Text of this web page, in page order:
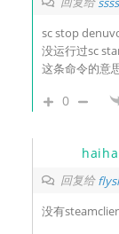
sc stop
没运行过sc
这条命令的意
0
回复给
没有